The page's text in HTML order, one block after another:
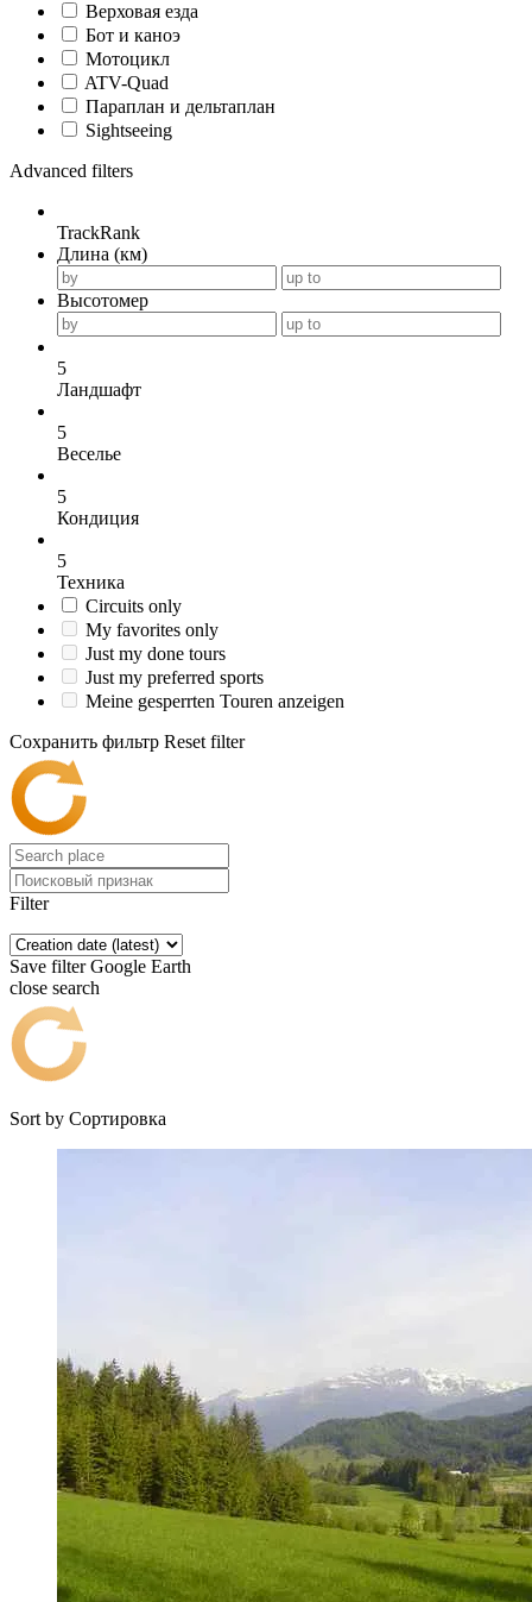
Верховая езда
Бот и каноэ
Мотоцикл
ATV-Quad
Параплан и дельтаплан
Sightseeing
Advanced filters
TrackRank
Длина (км)
Высотомер
5
Ландшафт
5
Веселье
5
Кондиция
5
Техника
Circuits only
My favorites only
Just my done tours
Just my preferred sports
Meine gesperrten Touren anzeigen
Сохранить фильтр Reset filter
Filter
Save filter Google Earth
close search
Sort by Сортировка